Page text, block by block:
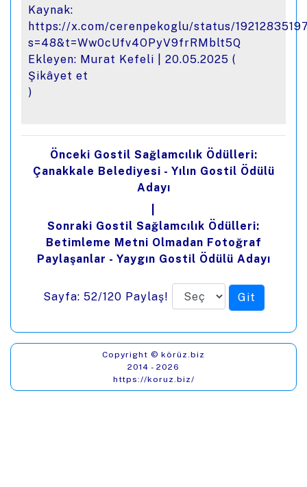
Kaynak:
https://x.com/cerenpekoglu/status/
s=48&t=Ww0cUfv4OPyV9frRMblt5Q
Ekleyen: Murat Kefeli | 20.05.2025 (
Şikâyet et
)
Önceki Gostil Sağlamcılık Ödülleri:
Çanakkale Belediyesi - Yılın Gostil Ödülü
Adayı
Sonraki Gostil Sağlamcılık Ödülleri:
Betimleme Metni Olmadan Fotoğraf
Paylaşanlar - Yaygın Gostil Ödülü Adayı
Sayfa: 52/120 Paylaş!
Copyright © körüz.biz
2014 - 2026
https://koruz.biz/